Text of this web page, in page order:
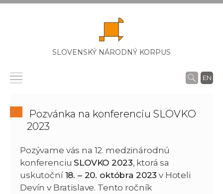
SLOVENSKÝ NÁRODNÝ KORPUS
EN
Pozvánka na konferenciu SLOVKO
2023
Pozývame vás na 12. medzinárodnú
konferenciuSLOVKO 2023, ktorá sa
uskutoční 18. – 20. októbra 2023 v Hoteli
Devín v Bratislave. Tento ročník